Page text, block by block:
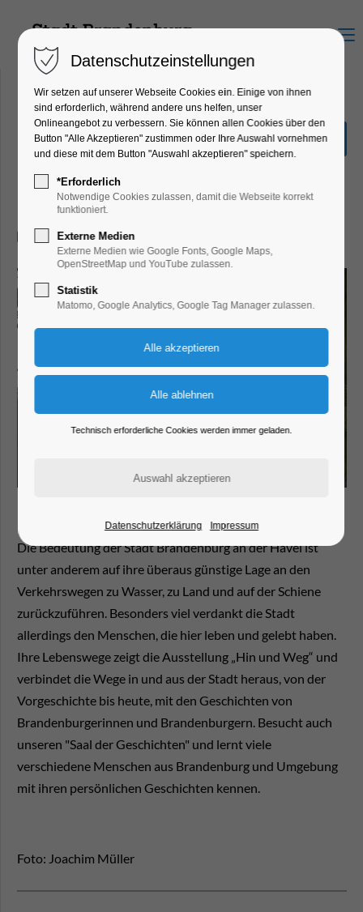
Menu
Sonderausstellung "Hin &
Weg"
Ausstellung, Kinder, Jugend, Kunst,
Mitmach-Aktion
23.11.2025, 13:00–17:00
Die Bedeutung der Stadt Brandenburg an der Havel ist
unter anderem auf ihre überaus günstige Lage an den
Verkehrswegen zu Wasser, zu Land und auf der Schiene
zurückzuführen. Besonders viel verdankt die Stadt
allerdings den Menschen, die hier leben und gelebt haben.
Ihre Lebenswege zeigt die Ausstellung „Hin und Weg“ und
verbindet die Wege in und aus der Stadt heraus, von der
Vorgeschichte bis heute, mit den Geschichten von
Brandenburgerinnen und Brandenburgern. Besucht auch
unseren "Saal der Geschichten" und lernt viele
verschiedene Menschen aus Brandenburg und Umgebung
mit ihren persönlichen Geschichten kennen.
Foto: Joachim Müller
Datenschutzeinstellungen
Wir setzen auf unserer Webseite Cookies ein. Einige von ihnen
sind erforderlich, während andere uns helfen, unser
Onlineangebot zu verbessern. Sie können allen Cookies über den
Button "Alle Akzeptieren" zustimmen oder Ihre Auswahl vornehmen
und diese mit dem Button "Auswahl akzeptieren" speichern.
*Erforderlich
Notwendige Cookies zulassen, damit die Webseite korrekt
funktioniert.
Externe Medien
Externe Medien wie Google Fonts, Google Maps,
OpenStreetMap und YouTube zulassen.
Statistik
Matomo, Google Analytics, Google Tag Manager zulassen.
Technisch erforderliche Cookies werden immer geladen.
Datenschutzerklärung Impressum